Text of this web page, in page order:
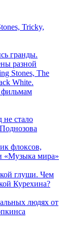
Tricky,
гранды.
разной
Stones, The
White.
фильмам
не стало
флоксов,
«Музыка мира»
глуши. Чем
Курехина?
людях от